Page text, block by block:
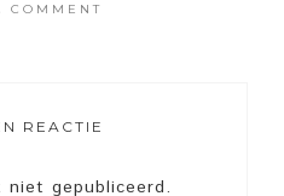
COMMENT
REACTIE
niet gepubliceerd.